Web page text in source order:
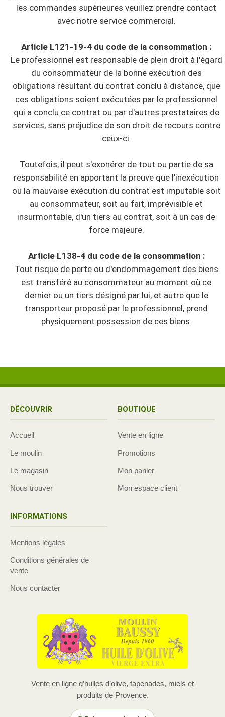
les commandes supérieures veuillez prendre contact
avec notre service commercial.
Article L121-19-4 du code de la consommation :
Le professionnel est responsable de plein droit à l'égard
du consommateur de la bonne exécution des
obligations résultant du contrat conclu à distance, que
ces obligations soient exécutées par le professionnel
qui a conclu ce contrat ou par d'autres prestataires de
services, sans préjudice de son droit de recours contre
ceux-ci.
Toutefois, il peut s'exonérer de tout ou partie de sa
responsabilité en apportant la preuve que l'inexécution
ou la mauvaise exécution du contrat est imputable soit
au consommateur, soit au fait, imprévisible et
insurmontable, d'un tiers au contrat, soit à un cas de
force majeure.
Article L138-4 du code de la consommation :
Tout risque de perte ou d'endommagement des biens
est transféré au consommateur au moment où ce
dernier ou un tiers désigné par lui, et autre que le
transporteur proposé par le professionnel, prend
physiquement possession de ces biens.
DÉCOUVRIR
Accueil
Le moulin
Le magasin
Nous trouver
BOUTIQUE
Vente en ligne
Promotions
Mon panier
Mon espace client
INFORMATIONS
Mentions légales
Conditions générales de
vente
Nous contacter
Vente en ligne d’huiles d’olive, tapenades, miels et
produits de Provence.